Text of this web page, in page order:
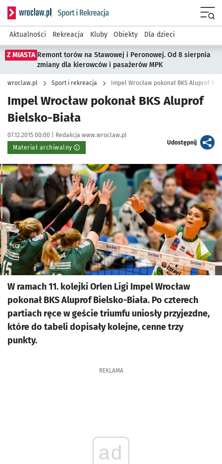
Serwis informacyjny wroclaw.pl podserwis: Sport i rekreacja
Aktualności Rekreacja Kluby Obiekty Dla dzieci
Z MIASTA Remont torów na Stawowej i Peronowej. Od 8 sierpnia
zmiany dla kierowców i pasażerów MPK
wroclaw.pl Sport i rekreacja Impel Wrocław pokonał BKS Aluprof
Impel Wrocław pokonał BKS Aluprof
Bielsko-Biała
Data publikacji:
07.12.2015 00:00 | Autor:
Redakcja www.wroclaw.pl
Materiał archiwalny
Udostępnijartykuł
Kliknij, aby powiększyć
W ramach 11. kolejki Orlen Ligi Impel Wrocław
pokonał BKS Aluprof Bielsko-Biała. Po czterech
partiach ręce w geście triumfu uniosły przyjezdne,
które do tabeli dopisały kolejne, cenne trzy
punkty.
REKLAMA
ad